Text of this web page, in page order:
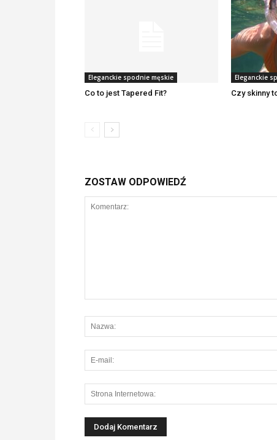
Eleganckie spodnie męskie
Co to jest Tapered Fit?
Eleganckie
Czy skinny
ZOSTAW ODPOWIEDŹ